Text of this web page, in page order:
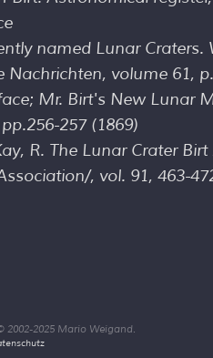
named Lunar Craters.
Nachrichten, volume 61,
Mr. Birt's New Lunar
257 (1869)
R. The Lunar Crater
, vol. 91, 463-
2025 Mario Weigand.